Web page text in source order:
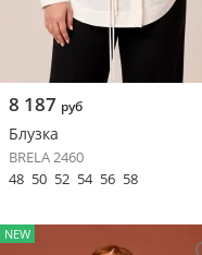
8 187 руб
Блузка
BRELA 2460
48 50 52 54 56 58
NEW